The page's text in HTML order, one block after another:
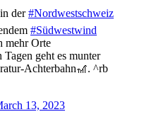
der#Nordwestschweiz
#Südwestwind
mehr Orte
geht es munter
Achterbahn🎢. ^rb
13, 2023